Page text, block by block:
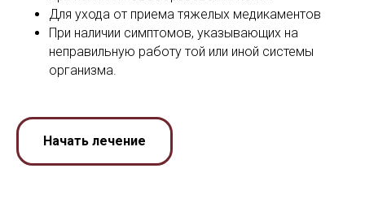
Для ухода от приема тяжелых медикаментов
При наличии симптомов, указывающих на
неправильную работу той или иной системы
организма.
Начать лечение